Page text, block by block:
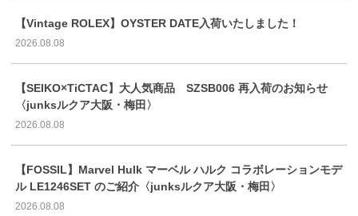
【Vintage ROLEX】OYSTER DATE入荷いたしました！
2026.08.08
【SEIKO×TiCTAC】大人気商品 SZSB006 再入荷のお知らせ
〈junksルクア大阪・梅田〉
2026.08.08
【FOSSIL】Marvel Hulk マーベル ハルク コラボレーションモデ
ル LE1246SET のご紹介〈junksルクア大阪・梅田〉
2026.08.08